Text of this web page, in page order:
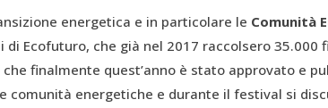
energetica e in particolare le Comunità
di Ecofuturo, che già nel 2017 raccolsero 35.000
finalmente quest’anno è stato approvato e
comunità energetiche e durante il festival si